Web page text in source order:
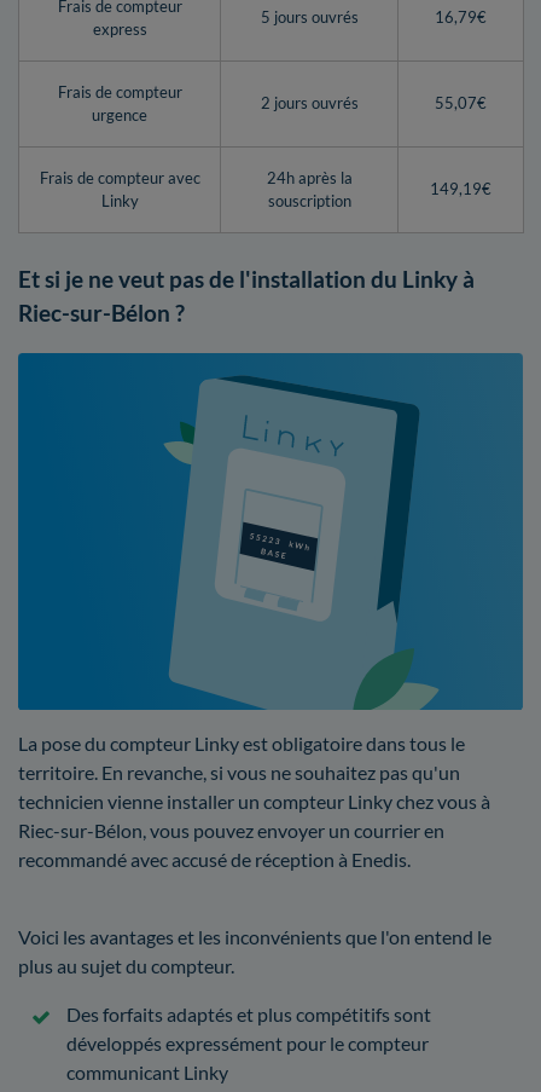
Frais de compteur
express
5 jours ouvrés 16,79€
Frais de compteur
urgence
2 jours ouvrés 55,07€
Frais de compteur avec
Linky
24h après la
souscription
149,19€
Et si je ne veut pas de l'installation du Linky à
Riec-sur-Bélon ?
La pose du compteur Linky est obligatoire dans tous le
territoire. En revanche, si vous ne souhaitez pas qu'un
technicien vienne installer un compteur Linky chez vous à
Riec-sur-Bélon, vous pouvez envoyer un courrier en
recommandé avec accusé de réception à Enedis.
Voici les avantages et les inconvénients que l'on entend le
plus au sujet du compteur.
Des forfaits adaptés et plus compétitifs sont
développés expressément pour le compteur
communicant Linky